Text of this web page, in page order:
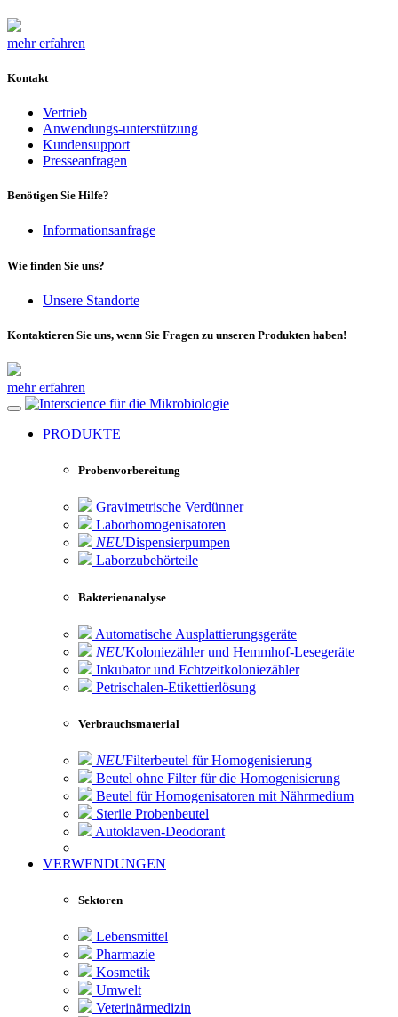
mehr erfahren
Kontakt
Vertrieb
Anwendungs-unterstützung
Kundensupport
Presseanfragen
Benötigen Sie Hilfe?
Informationsanfrage
Wie finden Sie uns?
Unsere Standorte
Kontaktieren Sie uns, wenn Sie Fragen zu unseren Produkten haben!
mehr erfahren
für die Mikrobiologie
PRODUKTE
Probenvorbereitung
Gravimetrische Verdünner
Laborhomogenisatoren
NEUDispensierpumpen
Laborzubehörteile
Bakterienanalyse
Automatische Ausplattierungsgeräte
NEUKoloniezähler und Hemmhof-Lesegeräte
Inkubator und Echtzeitkoloniezähler
Petrischalen-Etikettierlösung
Verbrauchsmaterial
NEUFilterbeutel für Homogenisierung
Beutel ohne Filter für die Homogenisierung
Beutel für Homogenisatoren mit Nährmedium
Sterile Probenbeutel
Autoklaven-Deodorant
VERWENDUNGEN
Sektoren
Lebensmittel
Pharmazie
Kosmetik
Umwelt
Veterinärmedizin